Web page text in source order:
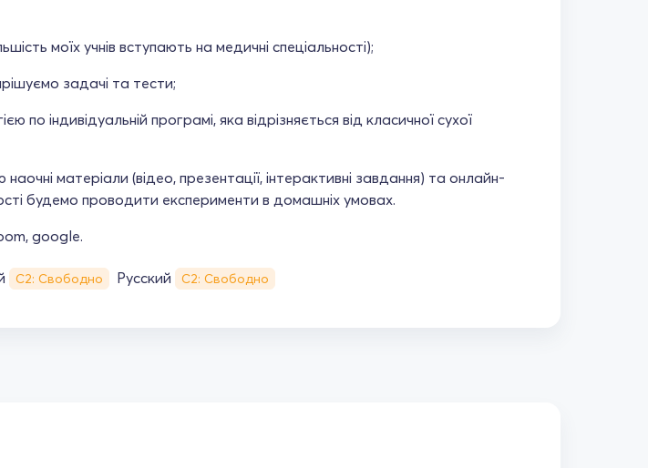
моїх учнів вступають на медичні спеціальності);
задачі та тести;
по індивідуальній програмі, яка відрізняється від класичної сухої
матеріали (відео, презентації, інтерактивні завдання) та онлайн-
будемо проводити експерименти в домашніх умовах.
google.
С2: Свободно Русский С2: Свободно